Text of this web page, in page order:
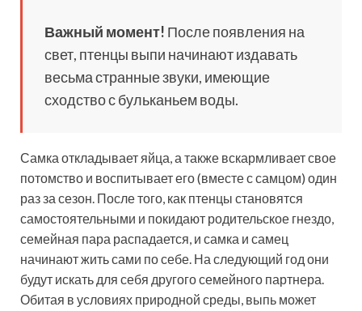
Важный момент! После появления на
свет, птенцы выпи начинают издавать
весьма странные звуки, имеющие
сходство с бульканьем воды.
Самка откладывает яйца, а также вскармливает свое
потомство и воспитывает его (вместе с самцом) один
раз за сезон. После того, как птенцы становятся
самостоятельными и покидают родительское гнездо,
семейная пара распадается, и самка и самец
начинают жить сами по себе. На следующий год они
будут искать для себя другого семейного партнера.
Обитая в условиях природной среды, выпь может